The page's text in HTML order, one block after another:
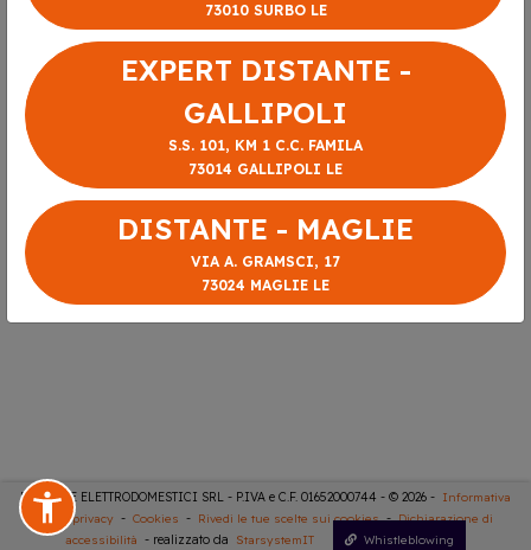
DISTANTE ELETTRODOMESTICI SRL - P.IVA e C.F. 01652000744 - © 2026 - Informativa
sulla privacy - Cookies - Rivedi le tue scelte sui cookies - Dichiarazione di
accessibilità - realizzato da StarsystemIT Whistleblowing
73010 SURBO LE
EXPERT DISTANTE -
GALLIPOLI
S.S. 101, KM 1 C.C. FAMILA
73014 GALLIPOLI LE
DISTANTE - MAGLIE
VIA A. GRAMSCI, 17
73024 MAGLIE LE